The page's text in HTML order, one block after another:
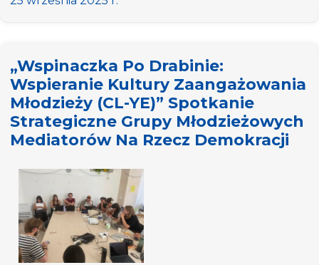
na
rzecz
wysokiej
jakości
uczestnictwa
sferze
cyfrowej”
na
Uniwersytecie
ds.
Młodzieży
„Wspinaczka Po Drabinie:
Wspieranie Kultury Zaangażowania
Młodzieży (CL-YE)” Spotkanie
Strategiczne Grupy Młodzieżowych
Mediatorów Na Rzecz Demokracji